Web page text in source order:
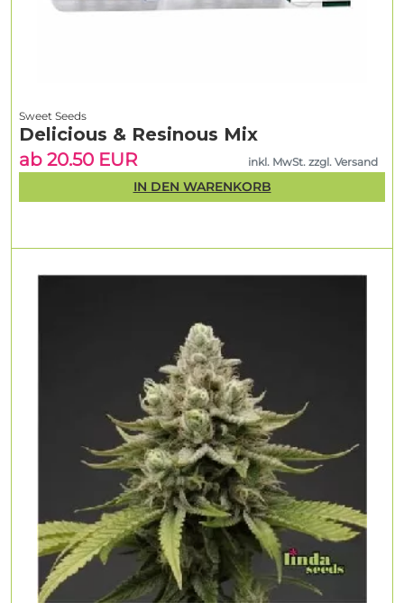
Sweet Seeds
Delicious & Resinous Mix
ab 20.50 EUR
inkl. MwSt. zzgl. Versand
IN DEN WARENKORB